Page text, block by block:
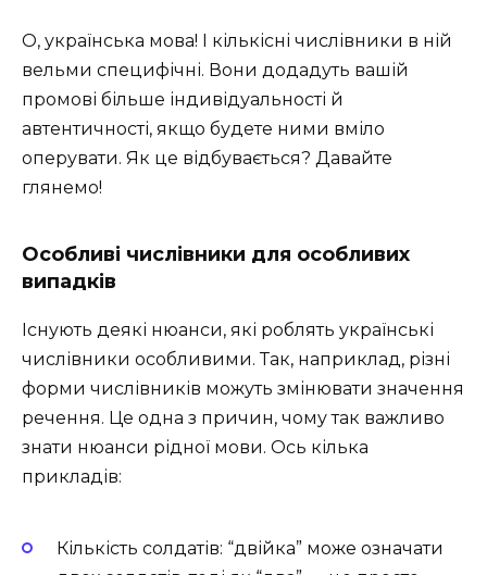
О, українська мова! І кількісні числівники в ній
вельми специфічні. Вони додадуть вашій
промові більше індивідуальності й
автентичності, якщо будете ними вміло
оперувати. Як це відбувається? Давайте
глянемо!
Особливі числівники для особливих
випадків
Існують деякі нюанси, які роблять українські
числівники особливими. Так, наприклад, різні
форми числівників можуть змінювати значення
речення. Це одна з причин, чому так важливо
знати нюанси рідної мови. Ось кілька
прикладів:
Кількість солдатів: “двійка” може означати